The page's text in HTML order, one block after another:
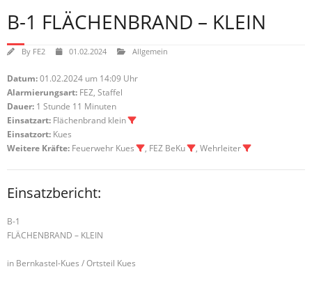
B-1 FLÄCHENBRAND – KLEIN
By FE2 01.02.2024 Allgemein
Datum:01.02.2024 um 14:09 Uhr
Alarmierungsart: FEZ, Staffel
Dauer: 1 Stunde 11 Minuten
Einsatzart: Flächenbrand klein
Einsatzort: Kues
Weitere Kräfte: Feuerwehr Kues , FEZ BeKu , Wehrleiter
Einsatzbericht:
B-1
FLÄCHENBRAND – KLEIN
in Bernkastel-Kues / Ortsteil Kues